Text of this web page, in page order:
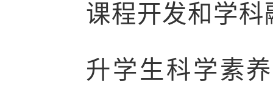
课程开发和学
升学生科学素